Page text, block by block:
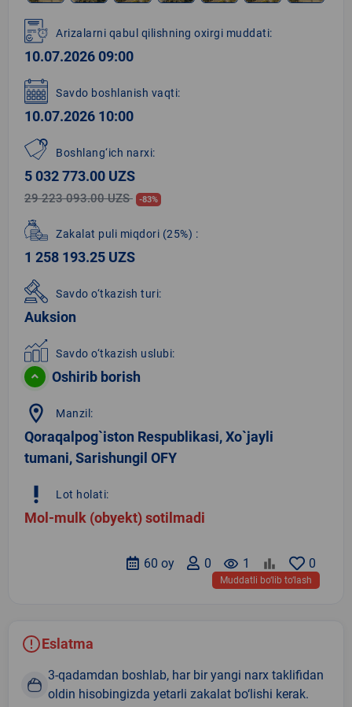
1
of
8
Arizalarni qabul qilishning oxirgi muddati:
10.07.2026 09:00
Savdo boshlanish vaqti:
10.07.2026 10:00
Boshlang‘ich narxi:
5 032 773.00 UZS
29 223 093.00 UZS -83%
Zakalat puli miqdori (25%) :
1 258 193.25 UZS
Savdo o‘tkazish turi:
Auksion
Savdo o‘tkazish uslubi:
Oshirib borish
location_on Manzil:
Qoraqalpog`iston Respublikasi, Xo`jayli
tumani, Sarishungil OFY
priority_high Lot holati:
Mol-mulk (obyekt) sotilmadi
0
remove_red_eye 1
0
60 oy
Muddatli bo‘lib to‘lash
Eslatma
3-qadamdan boshlab, har bir yangi narx taklifidan
oldin hisobingizda yetarli zakalat bo‘lishi kerak.